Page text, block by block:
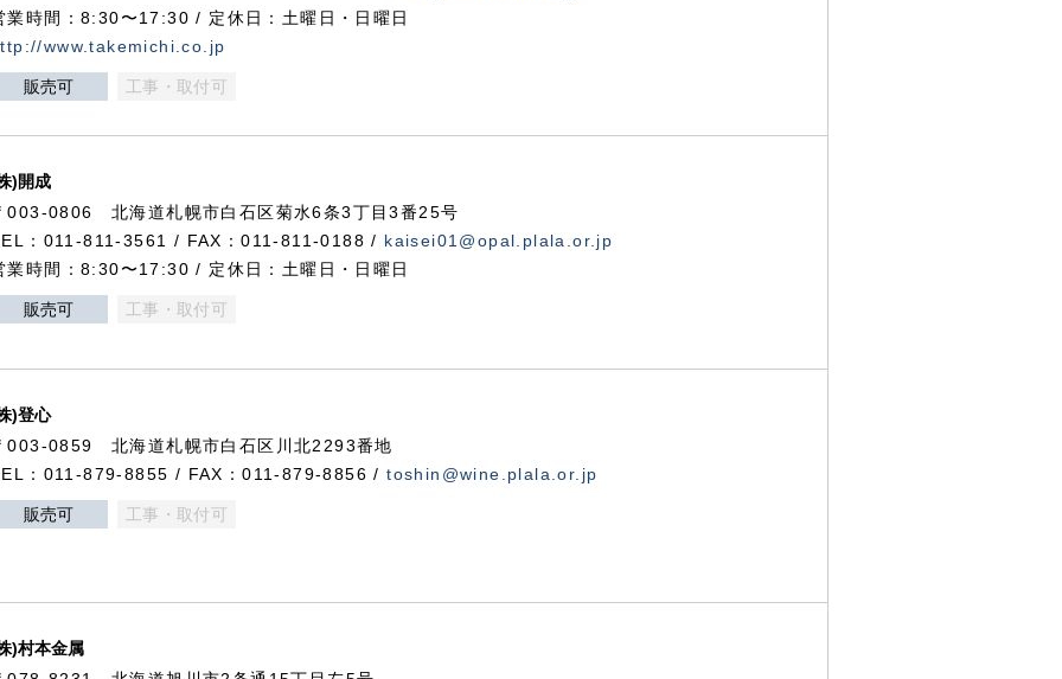
業時間：8:30〜17:30 / 定休日：土曜日・日曜日
www.takemichi.co.jp
販売可 工事・取付可
)開成
003-0806 北海道札幌市白石区菊水6条3丁目3番25号
：011-811-3561 / FAX：011-811-0188 / kaisei01@opal.plala.or.jp
業時間：8:30〜17:30 / 定休日：土曜日・日曜日
販売可 工事・取付可
)登心
003-0859 北海道札幌市白石区川北2293番地
：011-879-8855 / FAX：011-879-8856 /toshin@wine.plala.or.jp
販売可 工事・取付可
)村本金属